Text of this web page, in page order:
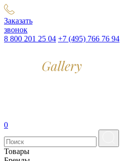
Заказать
звонок
8 800 201 25 04 +7 (495) 766 76 94
0
Товары